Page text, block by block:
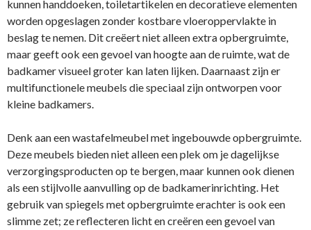
kunnen handdoeken, toiletartikelen en decoratieve elementen
worden opgeslagen zonder kostbare vloeroppervlakte in
beslag te nemen. Dit creëert niet alleen extra opbergruimte,
maar geeft ook een gevoel van hoogte aan de ruimte, wat de
badkamer visueel groter kan laten lijken. Daarnaast zijn er
multifunctionele meubels die speciaal zijn ontworpen voor
kleine badkamers.
Denk aan een wastafelmeubel met ingebouwde opbergruimte.
Deze meubels bieden niet alleen een plek om je dagelijkse
verzorgingsproducten op te bergen, maar kunnen ook dienen
als een stijlvolle aanvulling op de badkamerinrichting. Het
gebruik van spiegels met opbergruimte erachter is ook een
slimme zet; ze reflecteren licht en creëren een gevoel van